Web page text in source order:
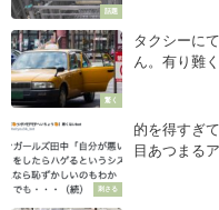
話題
驚く
タクシーに
ん。有り難
刺さる
的を得すぎ
目あつまる